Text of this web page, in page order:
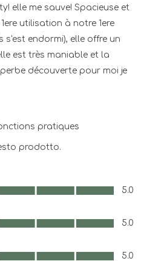
elle me sauve! Spacieuse et
utilisation à notre 1ere
s'est endormi), elle offre un
est très maniable et la
découverte pour moi je
pratiques
prodotto.
5.0
5
5.0
5.0